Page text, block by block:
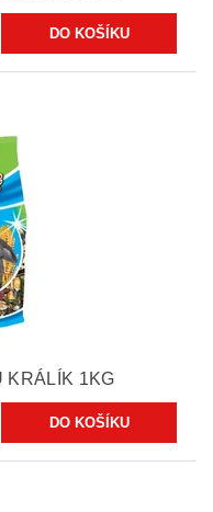
KRÁLÍK 1KG